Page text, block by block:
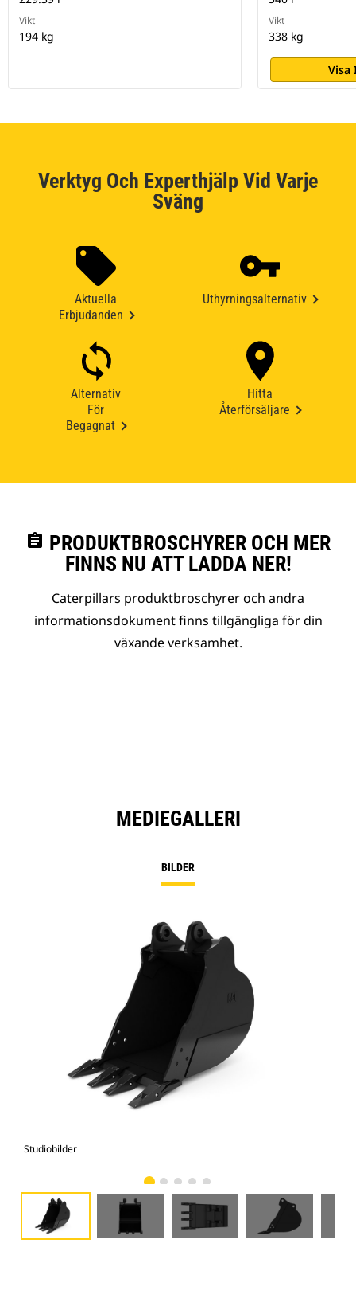
Vikt
194 kg
Vikt
338 kg
Visa
Verktyg Och Experthjälp Vid Varje
Sväng
Aktuella
Erbjudanden
Uthyrningsalternativ
Alternativ
För
Begagnat
Hitta
Återförsäljare
assignment PRODUKTBROSCHYRER OCH MER
FINNS NU ATT LADDA NER!
Caterpillars produktbroschyrer och andra
informationsdokument finns tillgängliga för din
växande verksamhet.
MEDIEGALLERI
BILDER
Studiobilder